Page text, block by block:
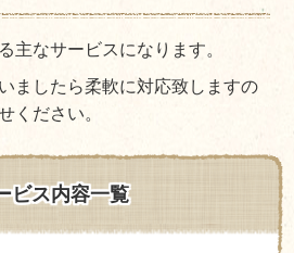
主なサービスになります。
ましたら柔軟に対応致しますの
ください。
ビス内容一覧